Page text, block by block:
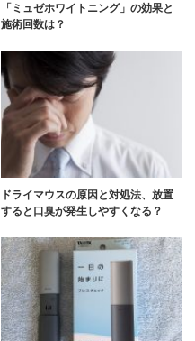
「ミュゼホワイトニング」の効果と
施術回数は？
ドライマウスの原因と対処法、放置
すると口臭が発生しやすくなる？